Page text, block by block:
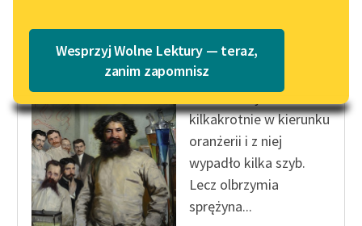
Lektury szkolne i klasyka
literatury do słuchania dla
uczennic i uczniów z
niepełnosprawnościami
E-kolekcja lektur
szkolnych i literatury do
słuchania dla uczennic i
uczniów z
Katalog w formacie PDF
Wesprzyj Wolne Lektury — teraz,
zanim zapomnisz
Fatalne jaja
Szczukin wystrzelił
kilkakrotnie w kierunku
oranżerii i z niej
wypadło kilka szyb.
Lecz olbrzymia
sprężyna...